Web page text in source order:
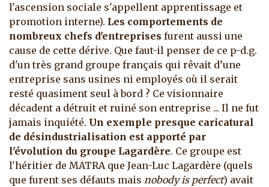
l'ascension sociale s'appellent apprentissage et
promotion interne). Les comportements de
nombreux chefs d'entreprises furent aussi une
cause de cette dérive. Que faut-il penser de ce p-d.g.
d'un très grand groupe français qui rêvait d’une
entreprise sans usines ni employés où il serait
resté quasiment seul à bord ? Ce visionnaire
décadent a détruit et ruiné son entreprise ... Il ne fut
jamais inquiété. Un exemple presque caricatural
de désindustrialisation est apporté par
l'évolution du groupe Lagardère. Ce groupe est
l'héritier de MATRA que Jean-Luc Lagardère (quels
que furent ses défauts mais nobody is perfect) avait